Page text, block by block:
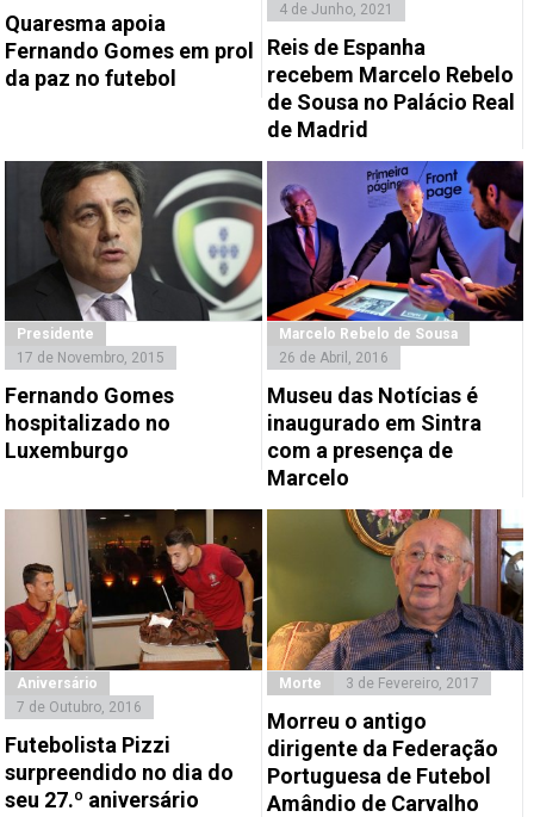
Quaresma apoia
Fernando Gomes em prol
da paz no futebol
4 de Junho, 2021
Reis de Espanha
recebem Marcelo Rebelo
de Sousa no Palácio Real
de Madrid
Presidente
17 de Novembro, 2015
Fernando Gomes
hospitalizado no
Luxemburgo
Marcelo Rebelo de Sousa
26 de Abril, 2016
Museu das Notícias é
inaugurado em Sintra
com a presença de
Marcelo
Aniversário
7 de Outubro, 2016
Futebolista Pizzi
surpreendido no dia do
seu 27.º aniversário
Morte 3 de Fevereiro, 2017
Morreu o antigo
dirigente da Federação
Portuguesa de Futebol
Amândio de Carvalho